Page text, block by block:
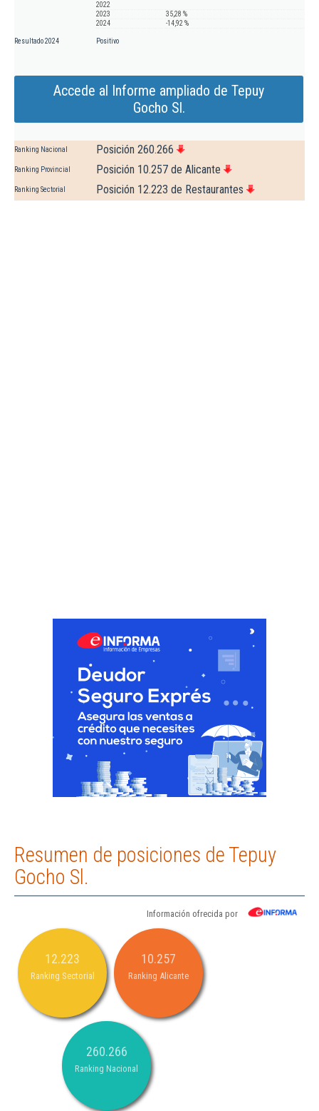
2022
2023
35,28 %
2024
-14,92 %
Resultado 2024 Positivo
Accede al Informe ampliado de Tepuy
Gocho Sl.
Ranking Nacional Posición 260.266
Ranking Provincial Posición 10.257 de Alicante
Ranking Sectorial Posición 12.223 de Restaurantes
Resumen de posiciones de Tepuy
Gocho Sl.
Información ofrecida por
12.223
Ranking Sectorial
10.257
Ranking Alicante
260.266
Ranking Nacional